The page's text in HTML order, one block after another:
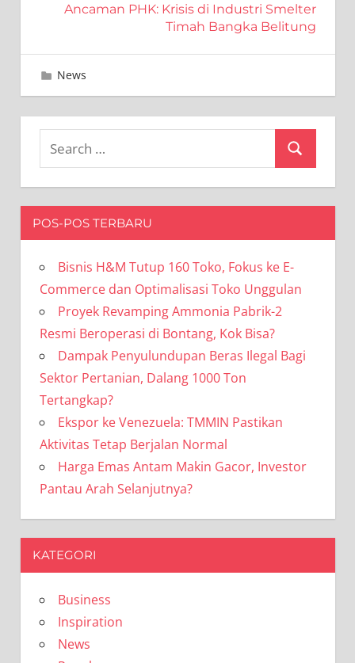
Ancaman PHK: Krisis di Industri Smelter
Timah Bangka Belitung
Maret 25, 2024
Editor
News
Search
POS-POS TERBARU
Bisnis H&M Tutup 160 Toko, Fokus ke E-
Commerce dan Optimalisasi Toko Unggulan
Proyek Revamping Ammonia Pabrik-2
Resmi Beroperasi di Bontang, Kok Bisa?
Dampak Penyulundupan Beras Ilegal Bagi
Sektor Pertanian, Dalang 1000 Ton
Tertangkap?
Ekspor ke Venezuela: TMMIN Pastikan
Aktivitas Tetap Berjalan Normal
Harga Emas Antam Makin Gacor, Investor
Pantau Arah Selanjutnya?
KATEGORI
Business
Inspiration
News